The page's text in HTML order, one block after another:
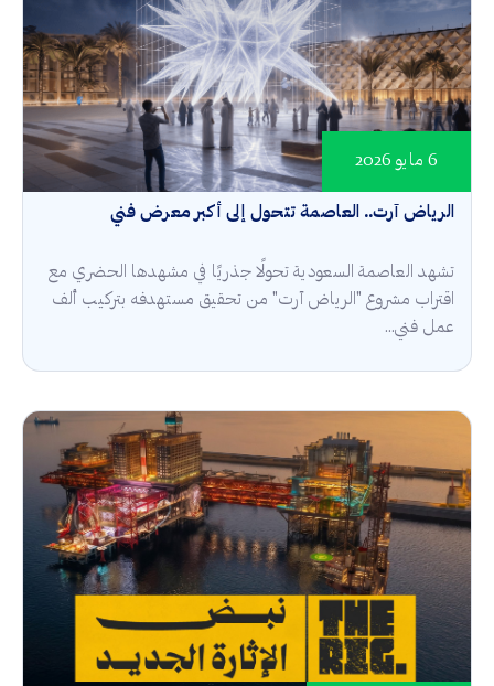
الرياض آرت.. العاصمة تتحول إلى أكبر معرض فني
6 مايو 2026
تشهد العاصمة السعودية تحولًا جذريًا في مشهدها الحضري مع
اقتراب مشروع "الرياض آرت" من تحقيق مستهدفه بتركيب ألف
عمل فني...